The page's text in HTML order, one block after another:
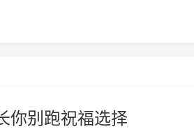
你别跑祝福选择